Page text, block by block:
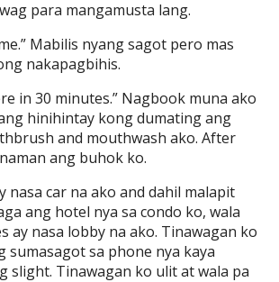
para mangamusta lang.
Mabilis nyang sagot pero mas
nakapagbihis.
in 30 minutes.” Nagbook muna ako
hinihintay kong dumating ang
and mouthwash ako. After
ang buhok ko.
nasa car na ako and dahil malapit
ang hotel nya sa condo ko, wala
ay nasa lobby na ako. Tinawagan ko
sumasagot sa phone nya kaya
slight. Tinawagan ko ulit at wala pa